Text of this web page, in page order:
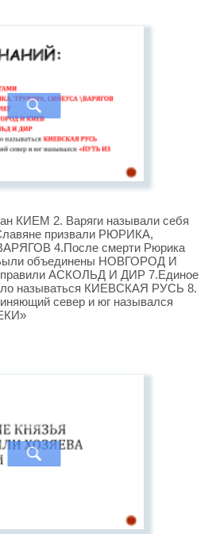
КИЕМ 2. Варяги называли себя
призвали РЮРИКА,
4.После смерти Рюрика
объединены НОВГОРОД И
правили АСКОЛЬД И ДИР 7.Единое
называться КИЕВСКАЯ РУСЬ 8.
север и юг назывался